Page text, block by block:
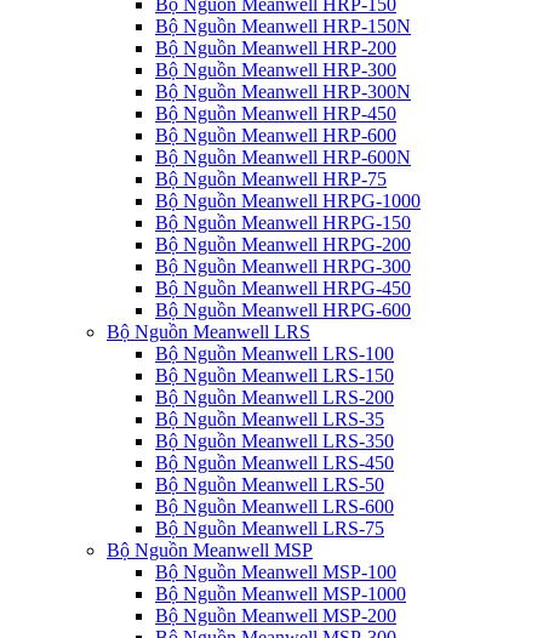
Bộ Nguồn Meanwell HRP-150N
Bộ Nguồn Meanwell HRP-200
Bộ Nguồn Meanwell HRP-300
Bộ Nguồn Meanwell HRP-300N
Bộ Nguồn Meanwell HRP-450
Bộ Nguồn Meanwell HRP-600
Bộ Nguồn Meanwell HRP-600N
Bộ Nguồn Meanwell HRP-75
Bộ Nguồn Meanwell HRPG-1000
Bộ Nguồn Meanwell HRPG-150
Bộ Nguồn Meanwell HRPG-200
Bộ Nguồn Meanwell HRPG-300
Bộ Nguồn Meanwell HRPG-450
Bộ Nguồn Meanwell HRPG-600
Bộ Nguồn Meanwell LRS
Bộ Nguồn Meanwell LRS-100
Bộ Nguồn Meanwell LRS-150
Bộ Nguồn Meanwell LRS-200
Bộ Nguồn Meanwell LRS-35
Bộ Nguồn Meanwell LRS-350
Bộ Nguồn Meanwell LRS-450
Bộ Nguồn Meanwell LRS-50
Bộ Nguồn Meanwell LRS-600
Bộ Nguồn Meanwell LRS-75
Bộ Nguồn Meanwell MSP
Bộ Nguồn Meanwell MSP-100
Bộ Nguồn Meanwell MSP-1000
Bộ Nguồn Meanwell MSP-200